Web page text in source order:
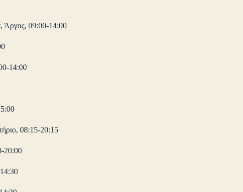
Άργος, 09:00-14:00
14:00
08:15-20:15
20:00